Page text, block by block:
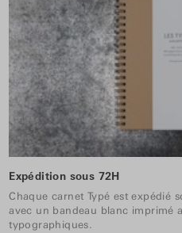
Expédition sous 72H
Chaque carnet Typé est expédié
avec un bandeau blanc imprimé
typographiques.